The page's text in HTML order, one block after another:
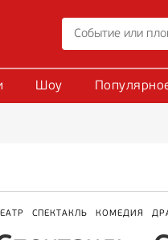
Шоу
СПЕКТАКЛЬ КОМЕДИЯ